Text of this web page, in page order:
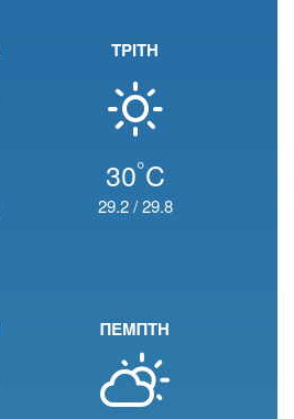
ΤΡΙΤΗ
30°C
29.2/29.8
ΠΕΜΠΤΗ